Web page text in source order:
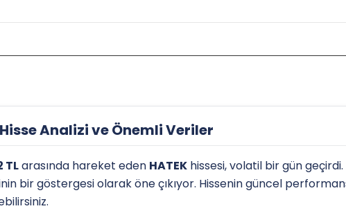
Hisse Analizi ve Önemli Veriler
TLarasında hareket eden HATEK hissesi, volatil bir gün geçirdi.
bir göstergesi olarak öne çıkıyor. Hissenin güncel